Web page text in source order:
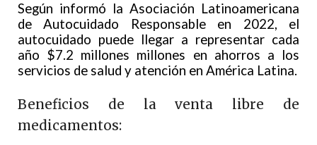
Según informó la Asociación Latinoamericana
de Autocuidado Responsable en 2022, el
autocuidado puede llegar a representar cada
año $7.2 millones millones en ahorros a los
servicios de salud y atención en América Latina.
Beneficios de la venta libre de
medicamentos: